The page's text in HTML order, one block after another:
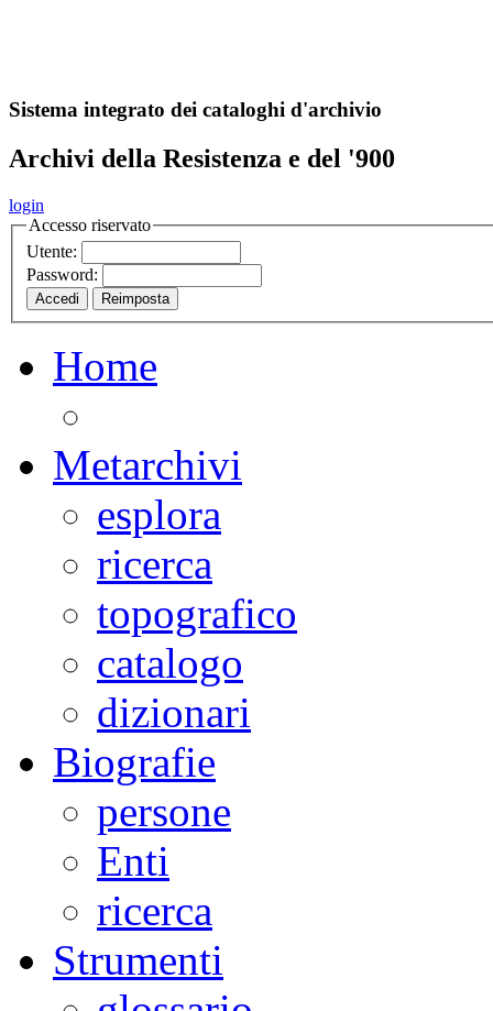
Sistema integrato dei cataloghi d'archivio
Archivi della Resistenza e del '900
login
Accesso riservato
Utente:
Password:
Home
Metarchivi
esplora
ricerca
topografico
catalogo
dizionari
Biografie
persone
Enti
ricerca
Strumenti